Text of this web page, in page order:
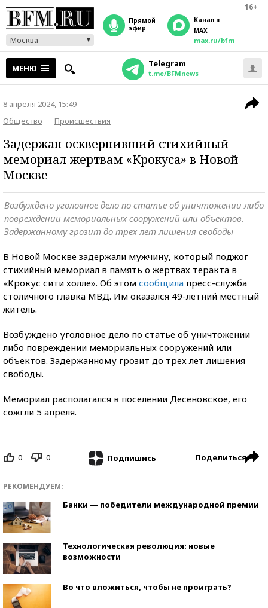
16+
Москва
прямой
эфир
Канал в
MAX
max.ru/bfm
МЕНЮ Telegram
t.me/BFMnews
8 апреля 2024, 15:49
Общество
Происшествия
Задержан осквернивший стихийный
мемориал жертвам «Крокуса» в Новой
Москве
Возбуждено уголовное дело по статье об уничтожении либо
повреждении мемориальных сооружений или объектов.
Задержанному грозит до трех лет лишения свободы
В Новой Москве задержали мужчину, который поджог
стихийный мемориал в память о жертвах теракта в
«Крокус сити холле». Об этом сообщила пресс-служба
столичного главка МВД. Им оказался 49-летний местный
житель.
Возбуждено уголовное дело по статье об уничтожении
либо повреждении мемориальных сооружений или
объектов. Задержанному грозит до трех лет лишения
свободы.
Мемориал располагался в поселении Десеновское, его
сожгли 5 апреля.
0 0 Подпишись Поделиться
РЕКОМЕНДУЕМ:
Банки — победители международной премии
Технологическая революция: новые
возможности
Во что вложиться, чтобы не проиграть?